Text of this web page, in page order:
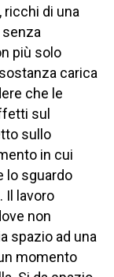
ricchi di una
più solo
carica
che le
sul
sullo
in cui
lo sguardo
Il lavoro
non
spazio ad una
momento